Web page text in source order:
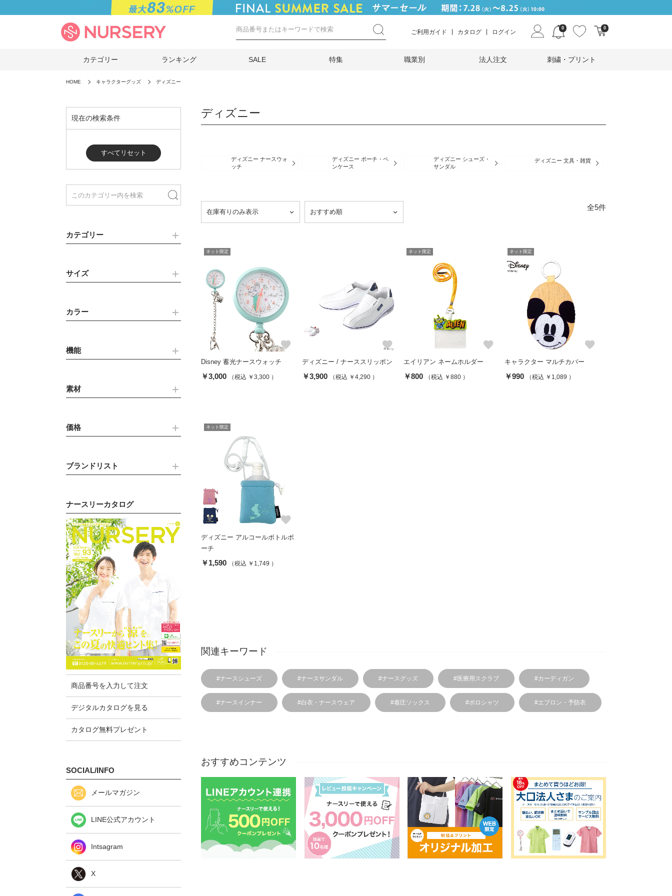
ご利用ガイド カタログ ログイン
0 0
カテゴリー ランキング SALE 特集 職業別 法人注文 刺繍・プリント
HOME キャラクターグッズ ディズニー
現在の検索条件
すべてリセット
カテゴリー
サイズ
カラー
機能
素材
価格
ブランドリスト
ナースリーカタログ
商品番号を入力して注文
デジタルカタログを見る
カタログ無料プレゼント
SOCIAL/INFO
メールマガジン
LINE公式アカウント
Intsagram
X
ディズニー
ディズニー ナースウォ
ッチ
ディズニー ポーチ・ペ
ンケース
ディズニー シューズ・
サンダル
ディズニー 文具・雑貨
全5件
ネット限定
favorite
Disney 蓄光ナースウォッチ
￥3,000 （税込 ￥3,300 ）
favorite
ディズニー / ナーススリッポン
￥3,900 （税込 ￥4,290 ）
ネット限定
favorite
エイリアン ネームホルダー
￥800 （税込 ￥880 ）
ネット限定
favorite
キャラクター マルチカバー
￥990 （税込 ￥1,089 ）
ネット限定
favorite
ディズニー アルコールボトルポ
ーチ
￥1,590 （税込 ￥1,749 ）
関連キーワード
#ナースシューズ #ナースサンダル #ナースグッズ #医療用スクラブ #カーディガン
#ナースインナー #白衣・ナースウェア #着圧ソックス #ポロシャツ #エプロン・予防衣
おすすめコンテンツ